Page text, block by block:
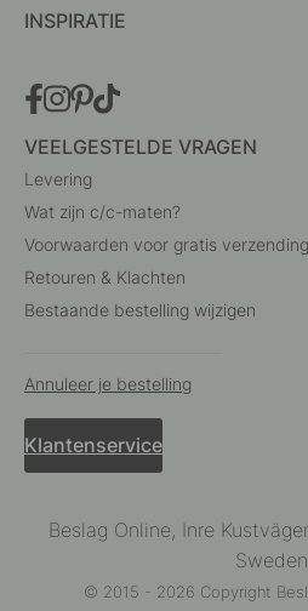
INSPIRATIE
VEELGESTELDE VRAGEN
Levering
Wat zijn c/c-maten?
Voorwaarden voor gratis verzending
Retouren & Klachten
Bestaande bestelling wijzigen
Annuleer je bestelling
Klantenservice
Beslag Online, Inre
Sweden
© 2015 - 2026 Copyright